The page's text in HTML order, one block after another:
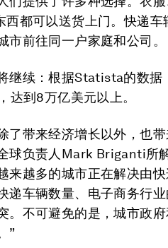
都可以送货上门。快递车
市前往同一户家庭和公司。
继续：根据Statista的数据
，达到8万亿美元以上。
了带来经济增长以外，也
球负责人Mark Briganti所
来越多的城市正在解决由
递车辆数量、电子商务行
。不可避免的是，城市政
”